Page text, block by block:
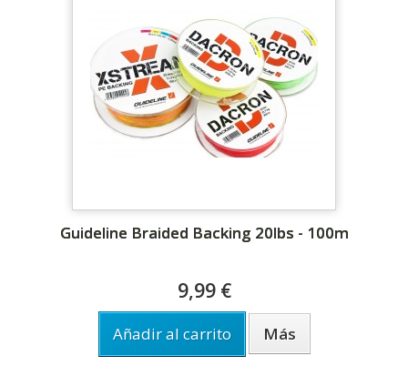
Guideline Braided Backing 20lbs - 100m
9,99 €
Añadir al carrito Más